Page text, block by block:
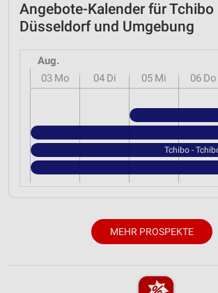
Angebote-Kalender für Tchibo
Düsseldorf und Umgebung
Aug.
03 Mo 04 Di 05 Mi 06 Do
Tchibo -
MEHR PROSPEKTE